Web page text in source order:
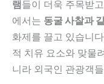
램들이 더욱 주목받
에서는 동굴 사찰과
화제를 끌고 있습니
적 치유 요소와 맞물
니라 외국인 관광객